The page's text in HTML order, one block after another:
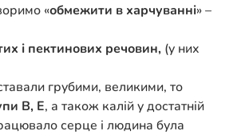
«обмежити в харчуванні» –
і пектинових речовин, (у них
грубими, великими, то
В, Е, а також калій у достатній
серце і людина була